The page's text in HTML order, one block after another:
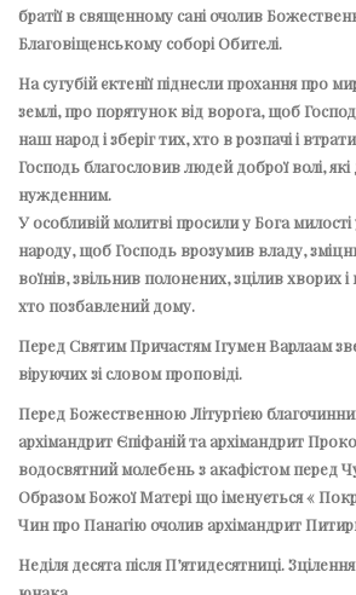
братії в священному сані очолив
Благовіщенському соборі Обителі.
На сугубій єктенії піднесли прохання про
землі, про порятунок від ворога, щоб
наш народ і зберіг тих, хто в розпачі і
Господь благословив людей доброї волі,
нужденним.
У особливій молитві просили у Бога
народу, щоб Господь врозумив владу,
воїнів, звільнив полонених, зцілив хворих
хто позбавлений дому.
Перед Святим Причастям Ігумен Варлаам
віруючих зі словом проповіді.
Перед Божественною Літургією
архімандрит Єпіфаній та архімандрит
водосвятний молебень з акафістом перед
Образом Божої Матері що іменується «
Чин про Панагію очолив архімандрит
Неділя десята після П’ятидесятниці.